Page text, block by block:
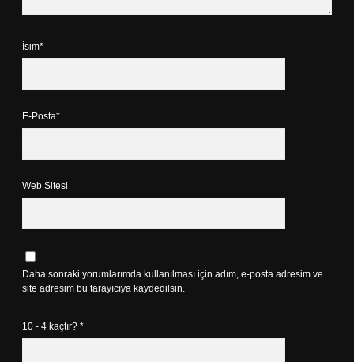
İsim*
E-Posta*
Web Sitesi
Daha sonraki yorumlarımda kullanılması için adım, e-posta adresim ve
site adresim bu tarayıcıya kaydedilsin.
10 - 4 kaçtır? *